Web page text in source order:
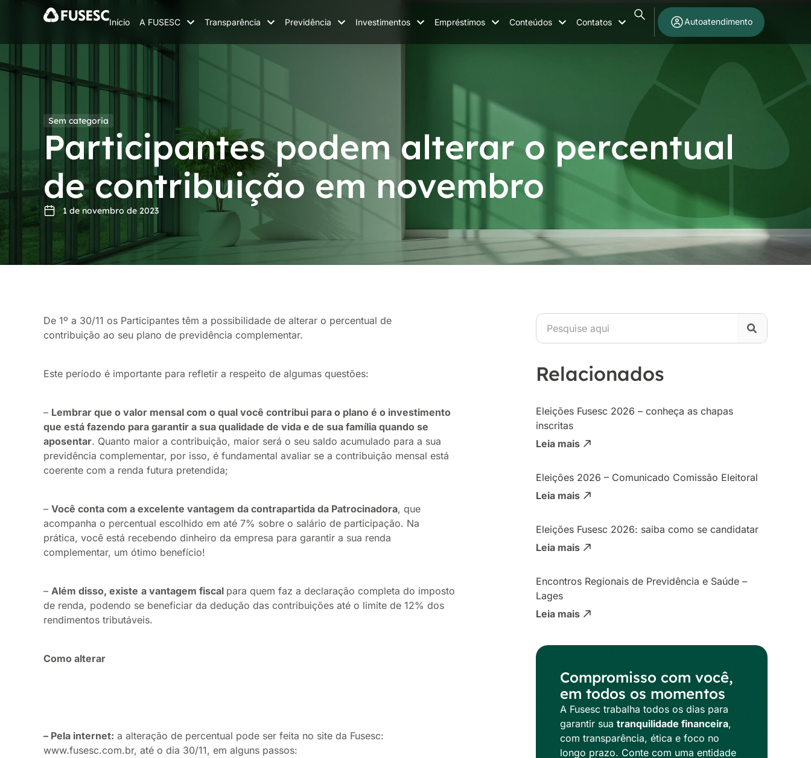
Início A FUSESC Transparência Previdência Investimentos Empréstimos Conteúdos Contatos Autoatendimento
Sem categoria
Participantes podem alterar o percentual
de contribuição em novembro
1 de novembro de 2023
De 1º a 30/11 os Participantes têm a possibilidade de alterar o percentual de
contribuição ao seu plano de previdência complementar.
Este período é importante para refletir a respeito de algumas questões:
– Lembrar que o valor mensal com o qual você contribui para o plano é o investimento
que está fazendo para garantir a sua qualidade de vida e de sua família quando se
aposentar. Quanto maior a contribuição, maior será o seu saldo acumulado para a sua
previdência complementar, por isso, é fundamental avaliar se a contribuição mensal está
coerente com a renda futura pretendida;
– Você conta com a excelente vantagem da contrapartida da Patrocinadora, que
acompanha o percentual escolhido em até 7% sobre o salário de participação. Na
prática, você está recebendo dinheiro da empresa para garantir a sua renda
complementar, um ótimo benefício!
– Além disso, existe a vantagem fiscal para quem faz a declaração completa do imposto
de renda, podendo se beneficiar da dedução das contribuições até o limite de 12% dos
rendimentos tributáveis.
Como alterar
– Pela internet: a alteração de percentual pode ser feita no site da Fusesc:
www.fusesc.com.br, até o dia 30/11, em alguns passos:
Relacionados
Eleições Fusesc 2026 – conheça as chapas
inscritas
Leia mais
Eleições 2026 – Comunicado Comissão Eleitoral
Leia mais
Eleições Fusesc 2026: saiba como se candidatar
Leia mais
Encontros Regionais de Previdência e Saúde –
Lages
Leia mais
Compromisso com você,
em todos os momentos
A Fusesc trabalha todos os dias para
garantir sua tranquilidade financeira,
com transparência, ética e foco no
longo prazo. Conte com uma entidade